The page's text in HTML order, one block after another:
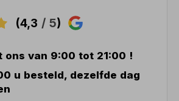
(4,3 / 5)
ons van 9:00 tot 21:00 !
u besteld, dezelfde dag